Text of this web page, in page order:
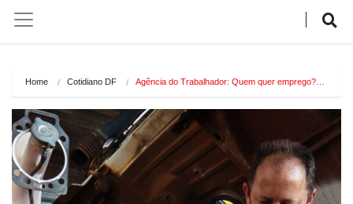
Home Cotidiano DF Agência do Trabalhador: Quem quer emprego?…